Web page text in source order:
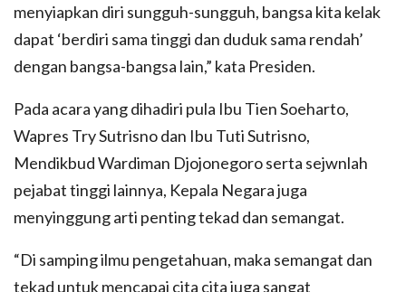
menyiapkan diri sungguh-sungguh, bangsa kita kelak
dapat ‘berdiri sama tinggi dan duduk sama rendah’
dengan bangsa-bangsa lain,” kata Presiden.
Pada acara yang dihadiri pula Ibu Tien Soeharto,
Wapres Try Sutrisno dan Ibu Tuti Sutrisno,
Mendikbud Wardiman Djojonegoro serta sejwnlah
pejabat tinggi lainnya, Kepala Negara juga
menyinggung arti penting tekad dan semangat.
“Di samping ilmu pengetahuan, maka semangat dan
tekad untuk mencapai cita­ cita juga sangat